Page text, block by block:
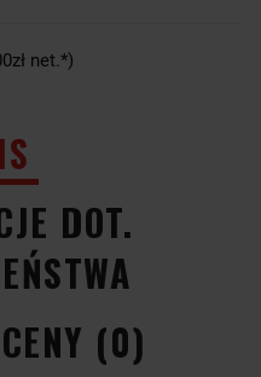
net.*)
DOT.
(0)